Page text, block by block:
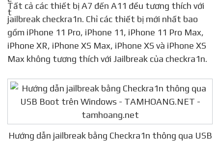
Tất cả các thiết bị A7 đến A11 đều tương thích với
jailbreak checkra1n. Chỉ các thiết bị mới nhất bao
gồm iPhone 11 Pro, iPhone 11, iPhone 11 Pro Max,
iPhone XR, iPhone XS Max, iPhone XS và iPhone XS
Max không tương thích với Jailbreak của checkra1n.
Hướng dẫn jailbreak bằng Checkra1n thông qua USB